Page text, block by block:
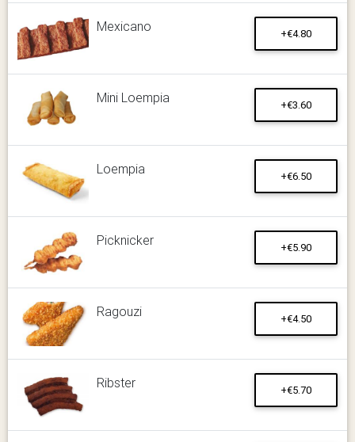
Mexicano +€4.80
Mini Loempia +€3.60
Loempia +€6.50
Picknicker +€5.90
Ragouzi +€4.50
Ribster +€5.70